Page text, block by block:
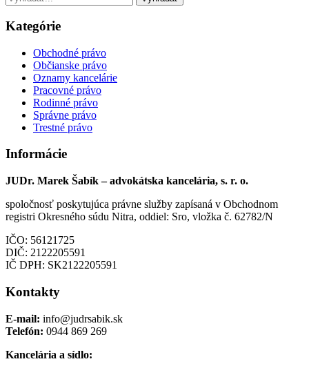
Kategórie
Obchodné právo
Občianske právo
Oznamy kancelárie
Pracovné právo
Rodinné právo
Správne právo
Trestné právo
Informácie
JUDr. Marek Šabík – advokátska kancelária, s. r. o.
spoločnosť poskytujúca právne služby zapísaná v Obchodnom
registri Okresného súdu Nitra, oddiel: Sro, vložka č. 62782/N
IČO: 56121725
DIČ: 2122205591
IČ DPH: SK2122205591
Kontakty
E-mail: info@judrsabik.sk
Telefón: 0944 869 269
Kancelária a sídlo: